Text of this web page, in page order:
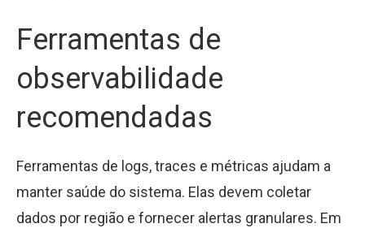
Ferramentas de
observabilidade
recomendadas
Ferramentas de logs, traces e métricas ajudam a
manter saúde do sistema. Elas devem coletar
dados por região e fornecer alertas granulares. Em